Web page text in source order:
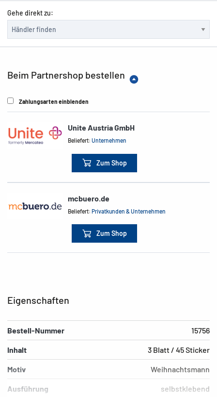
Gehe direkt zu:
Beim Partnershop bestellen
Zahlungsarten einblenden
Unite Austria GmbH
Beliefert:Unternehmen
Zum Shop
mcbuero.de
Beliefert:Privatkunden & Unternehmen
Zum Shop
Eigenschaften
Bestell-Nummer 15756
Inhalt 3 Blatt / 45 Sticker
Motiv Weihnachtsmann
Ausführung selbstklebend